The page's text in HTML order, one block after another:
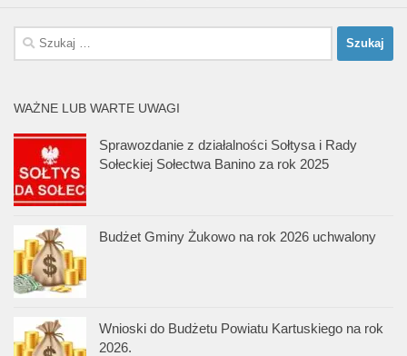
Szukaj:
WAŻNE LUB WARTE UWAGI
Sprawozdanie z działalności Sołtysa i Rady
Sołeckiej Sołectwa Banino za rok 2025
Budżet Gminy Żukowo na rok 2026 uchwalony
Wnioski do Budżetu Powiatu Kartuskiego na rok
2026.